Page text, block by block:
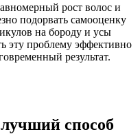
рост волос и
подорвать самооценку
на бороду и усы
эту проблему эффективно
результат.
способ